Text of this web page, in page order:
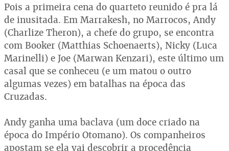
Pois a primeira cena do quarteto reunido é pra lá
de inusitada. Em Marrakesh, no Marrocos, Andy
(Charlize Theron), a chefe do grupo, se encontra
com Booker (Matthias Schoenaerts), Nicky (Luca
Marinelli) e Joe (Marwan Kenzari), este último um
casal que se conheceu (e um matou o outro
algumas vezes) em batalhas na época das
Cruzadas.
Andy ganha uma baclava (um doce criado na
época do Império Otomano). Os companheiros
apostam se ela vai descobrir a procedência